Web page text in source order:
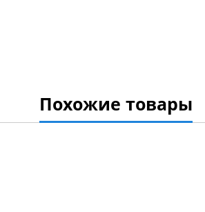
Похожие товары